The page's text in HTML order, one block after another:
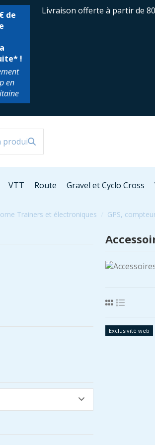
de
!
en
Livraison offerte à partir de
VTT Route Gravel et Cyclo Cross
Trainers et électroniques GPS,
Exclusivité web